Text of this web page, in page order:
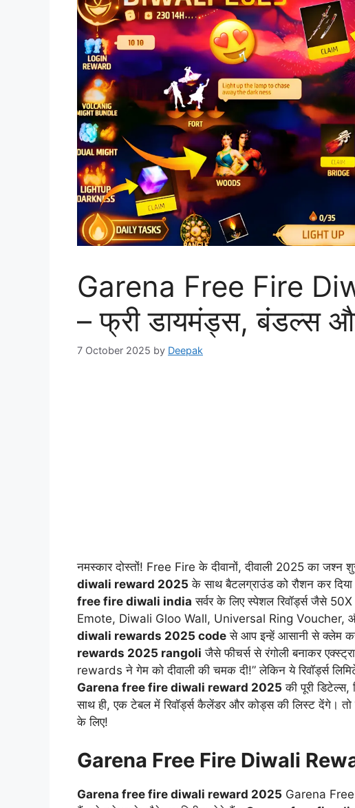
Garena Free Fire
– फ्री डायमंड्स, बंडल्स
7 October 2025 by Deepak
नमस्कार दोस्तों! Free Fire के दीवानों, दीवाली 2025 का
diwali reward 2025 के साथ बैटलग्राउंड को रौशन कर दिया
free fire diwali india सर्वर के लिए स्पेशल रिवॉर्ड्स जैसे
Emote, Diwali Gloo Wall, Universal Ring Voucher,
diwali rewards 2025 code से आप इन्हें आसानी से क्लेम
rewards 2025 rangoli जैसे फीचर्स से रंगोली बनाकर
rewards ने गेम को दीवाली की चमक दी!” लेकिन ये रिवॉर्ड्स
Garena free fire diwali reward 2025 की पूरी डिटेल्स,
साथ ही, एक टेबल में रिवॉर्ड्स कैलेंडर और कोड्स की लिस्ट देंगे। तो
के लिए!
Garena Free Fire Diwali
Garena free fire diwali reward 2025 Garena Free